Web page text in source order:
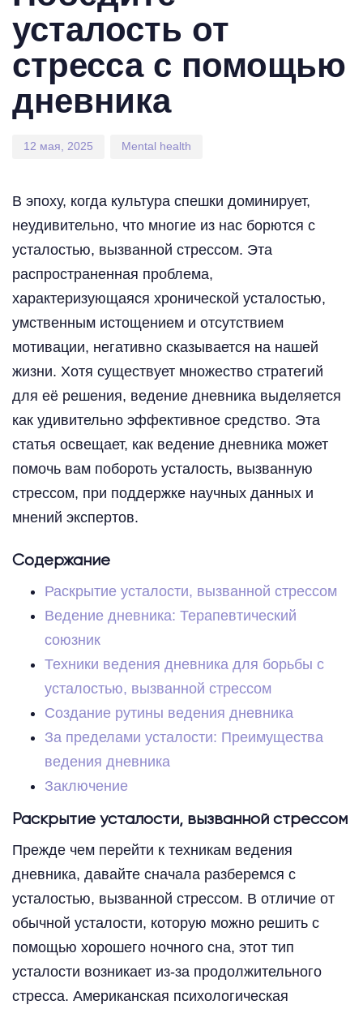
усталость от
стресса с помощью
дневника
12 мая, 2025 Mental health
В эпоху, когда культура спешки доминирует,
неудивительно, что многие из нас борются с
усталостью, вызванной стрессом. Эта
распространенная проблема,
характеризующаяся хронической усталостью,
умственным истощением и отсутствием
мотивации, негативно сказывается на нашей
жизни. Хотя существует множество стратегий
для её решения, ведение дневника выделяется
как удивительно эффективное средство. Эта
статья освещает, как ведение дневника может
помочь вам побороть усталость, вызванную
стрессом, при поддержке научных данных и
мнений экспертов.
Содержание
Раскрытие усталости, вызванной стрессом
Ведение дневника: Терапевтический
союзник
Техники ведения дневника для борьбы с
усталостью, вызванной стрессом
Создание рутины ведения дневника
За пределами усталости: Преимущества
ведения дневника
Заключение
Раскрытие усталости, вызванной стрессом
Прежде чем перейти к техникам ведения
дневника, давайте сначала разберемся с
усталостью, вызванной стрессом. В отличие от
обычной усталости, которую можно решить с
помощью хорошего ночного сна, этот тип
усталости возникает из-за продолжительного
стресса. Американская психологическая